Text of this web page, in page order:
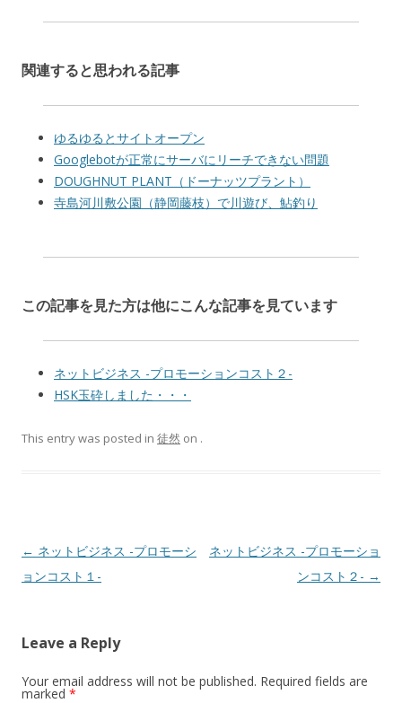
関連すると思われる記事
ゆるゆるとサイトオープン
Googlebotが正常にサーバにリーチできない問題
DOUGHNUT PLANT（ドーナッツプラント）
寺島河川敷公園（静岡藤枝）で川遊び、鮎釣り
この記事を見た方は他にこんな記事を見ています
ネットビジネス -プロモーションコスト２-
HSK玉砕しました・・・
This entry was posted in 徒然 on .
Post navigation
← ネットビジネス -プロモーシ
ョンコスト１-
ネットビジネス -プロモーショ
ンコスト２- →
Leave a Reply
Your email address will not be published. Required fields are
marked *